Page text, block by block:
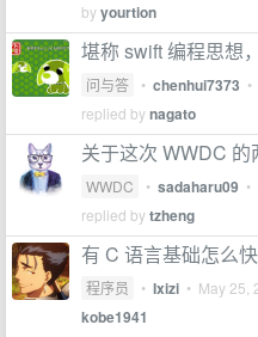
byyourtion
堪称 swift 编程思想
问与答 • chenhui7373 •
replied bynagato
关于这次 WWDC 的
WWDC • sadaharu09 •
replied bytzheng
有 C 语言基础怎么
程序员 • Ixizi • May 25,
kobe1941